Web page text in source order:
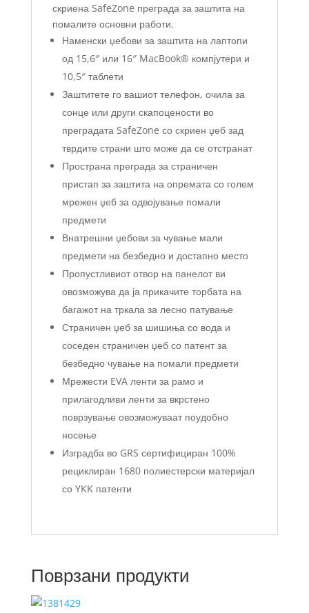
скриена SafeZone преграда за заштита на
помалите основни работи.
Наменски џебови за заштита на лаптопи
од 15,6″ или 16″ MacBook® компјутери и
10,5″ таблети
Заштитете го вашиот телефон, очила за
сонце или други скапоцености во
преградата SafeZone со скриен џеб зад
тврдите страни што може да се отстранат
Пространа преграда за страничен
пристап за заштита на опремата со голем
мрежен џеб за одвојување помали
предмети
Внатрешни џебови за чување мали
предмети на безбедно и достапно место
Пропустливиот отвор на панелот ви
овозможува да ја прикачите торбата на
багажот на тркала за лесно патување
Страничен џеб за шишиња со вода и
соседен страничен џеб со патент за
безбедно чување на помали предмети
Мрежести EVA ленти за рамо и
прилагодливи ленти за вкрстено
поврзување овозможуваат поудобно
носење
Изградба во GRS сертифициран 100%
рециклиран 1680 полиестерски материјал
со YKK патенти
Поврзани продукти